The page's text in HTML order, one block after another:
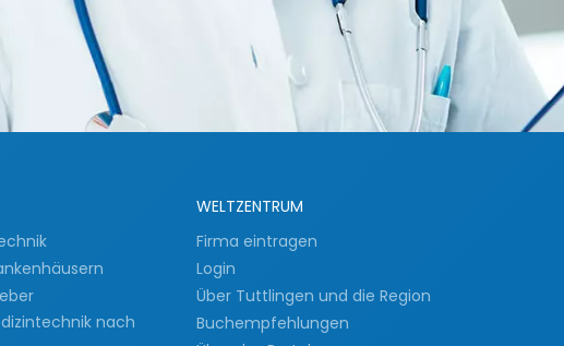
nach
WELTZENTRUM
Firma eintragen
Login
Über Tuttlingen und die Region
Buchempfehlungen